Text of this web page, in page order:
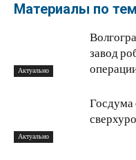
Материалы по
Актуально
завод
Актуально
Госдума